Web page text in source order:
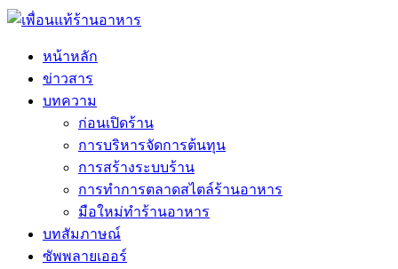
หน้าหลัก
ข่าวสาร
บทความ
ก่อนเปิดร้าน
การบริหารจัดการต้นทุน
การสร้างระบบร้าน
การทำการตลาดสไตล์ร้านอาหาร
มือใหม่ทำร้านอาหาร
บทสัมภาษณ์
ซัพพลายเออร์